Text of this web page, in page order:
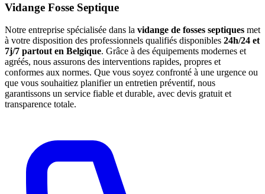
Vidange Fosse Septique
Notre entreprise spécialisée dans la vidange de fosses septiques met
à votre disposition des professionnels qualifiés disponibles 24h/24 et
7j/7 partout en Belgique. Grâce à des équipements modernes et
agréés, nous assurons des interventions rapides, propres et
conformes aux normes. Que vous soyez confronté à une urgence ou
que vous souhaitiez planifier un entretien préventif, nous
garantissons un service fiable et durable, avec devis gratuit et
transparence totale.